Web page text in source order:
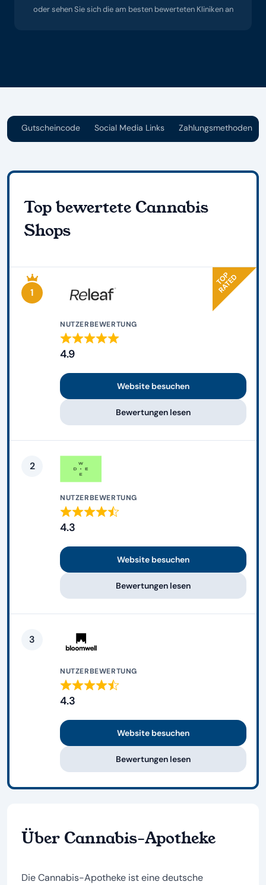
oder sehen Sie sich die am besten bewerteten Kliniken an
Gutscheincode Social Media Links Zahlungsmethoden
Top bewertete Cannabis
Shops
1
NUTZERBEWERTUNG
4.9
Website besuchen
Bewertungen lesen
2
NUTZERBEWERTUNG
4.3
Website besuchen
Bewertungen lesen
3
NUTZERBEWERTUNG
4.3
Website besuchen
Bewertungen lesen
Über Cannabis-Apotheke
Die Cannabis-Apotheke ist eine deutsche